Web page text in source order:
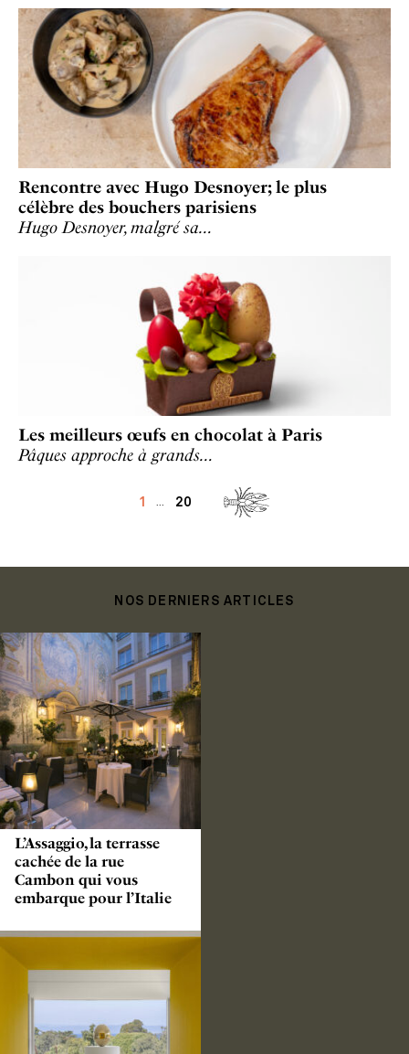
Rencontre avec Hugo Desnoyer; le plus
célèbre des bouchers parisiens
Hugo Desnoyer, malgré sa…
Les meilleurs œufs en chocolat à Paris
Pâques approche à grands…
1 20
NOS DERNIERS ARTICLES
L’Assaggio, la terrasse
cachée de la rue
Cambon qui vous
embarque pour l’Italie